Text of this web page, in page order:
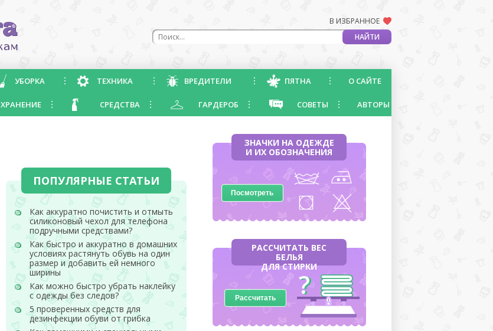
В ИЗБРАННОЕ
УБОРКА ТЕХНИКА ВРЕДИТЕЛИ ПЯТНА О САЙТЕ
ХРАНЕНИЕ СРЕДСТВА ГАРДЕРОБ СОВЕТЫ АВТОРЫ
ПОПУЛЯРНЫЕ СТАТЬИ
Как аккуратно почистить и отмыть
силиконовый чехол для телефона
подручными средствами?
Как быстро и аккуратно в домашних
условиях растянуть обувь на один
размер и добавить ей немного
ширины
Как можно быстро убрать наклейку
с одежды без следов?
5 проверенных средств для
дезинфекции обуви от грибка
ЗНАЧКИ НА ОДЕЖДЕ
И ИХ ОБОЗНАЧЕНИЯ
Посмотреть
РАССЧИТАТЬ ВЕС
БЕЛЬЯ
ДЛЯ СТИРКИ
Рассчитать